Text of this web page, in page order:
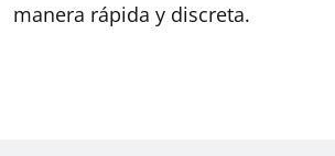
manera rápida y discreta.